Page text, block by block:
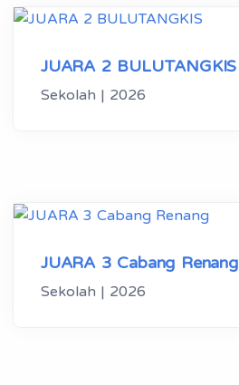
JUARA 2 BULUTANGKIS
Sekolah | 2026
JUARA 3 Cabang Renang
Sekolah | 2026